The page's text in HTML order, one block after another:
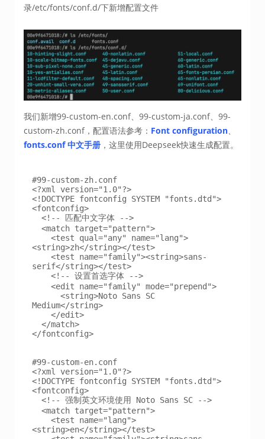
录/etc/fonts/conf.d/下新增配置文件
我们新增99-custom-en.conf、99-custom-ja.conf、99-
custom-zh.conf，配置语法参考： Font configuration
fonts.conf 中文手册 ，这里使用Deepseek快速生成配置。
#99-custom-zh.conf
<?xml version="1.0"?>
<!DOCTYPE fontconfig SYSTEM "fonts.dtd">
<fontconfig>
<string>zh</string></test>
serif</string></test>
Medium</string>
</fontconfig>
#99-custom-en.conf
<?xml version="1.0"?>
<!DOCTYPE fontconfig SYSTEM "fonts.dtd">
<fontconfig>
<string>en</string></test>